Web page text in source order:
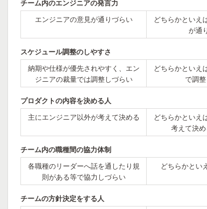
チーム内のエンジニアの発言力
エンジニアの意見が通りづらい
どちらかといえ
が通
スケジュール調整のしやすさ
納期や仕様が優先されやすく、エン
ジニアの裁量では調整しづらい
どちらかといえ
で調
プロダクトの内容を決める人
主にエンジニア以外が考えて決める
どちらかといえ
考えて決
チーム内の職種間の協力体制
各職種のリーダーへ話を通したり規
則がある等で協力しづらい
どちらかとい
チームの方針決定をする人